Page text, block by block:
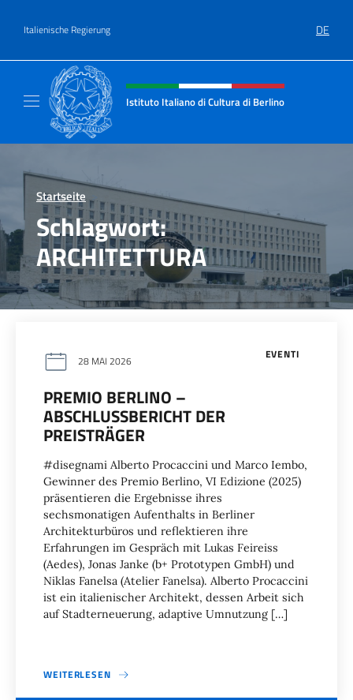
Italienische Regierung DE
Header-Site, Social und Menü
Istituto Italiano di Cultura di Berlino
Startseite >
Schlagwort:
ARCHITETTURA
EVENTI
28 MAI 2026
PREMIO BERLINO –
ABSCHLUSSBERICHT DER
PREISTRÄGER
#disegnami Alberto Procaccini und Marco Iembo,
Gewinner des Premio Berlino, VI Edizione (2025)
präsentieren die Ergebnisse ihres
sechsmonatigen Aufenthalts in Berliner
Architekturbüros und reflektieren ihre
Erfahrungen im Gespräch mit Lukas Feireiss
(Aedes), Jonas Janke (b+ Prototypen GmbH) und
Niklas Fanelsa (Atelier Fanelsa). Alberto Procaccini
ist ein italienischer Architekt, dessen Arbeit sich
auf Stadterneuerung, adaptive Umnutzung […]
WEITERLESEN